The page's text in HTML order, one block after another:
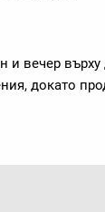
и вечер
докато